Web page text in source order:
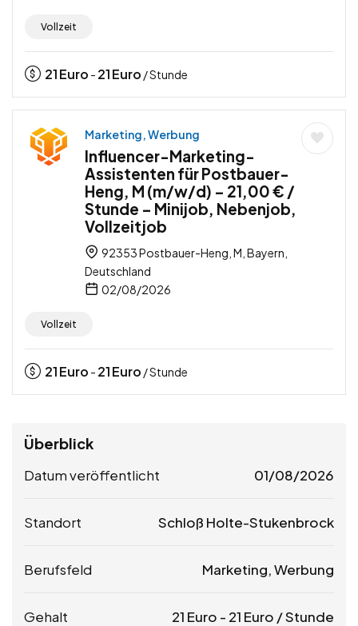
Vollzeit
21Euro - 21Euro / Stunde
Marketing, Werbung
Influencer-Marketing-
Assistenten für Postbauer-
Heng, M (m/w/d) – 21,00 € /
Stunde – Minijob, Nebenjob,
Vollzeitjob
92353 Postbauer-Heng, M, Bayern,
Deutschland
02/08/2026
Vollzeit
21Euro - 21Euro / Stunde
Überblick
Datum veröffentlicht 01/08/2026
Standort Schloß Holte-Stukenbrock
Berufsfeld Marketing, Werbung
Gehalt 21 Euro - 21 Euro / Stunde